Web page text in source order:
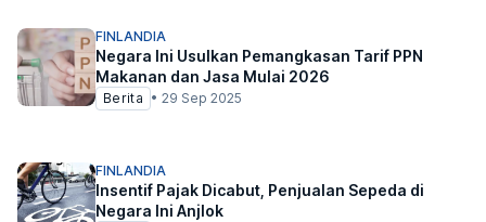
FINLANDIA
Negara Ini Usulkan Pemangkasan Tarif PPN
Makanan dan Jasa Mulai 2026
Berita • 29 Sep 2025
FINLANDIA
Insentif Pajak Dicabut, Penjualan Sepeda di
Negara Ini Anjlok